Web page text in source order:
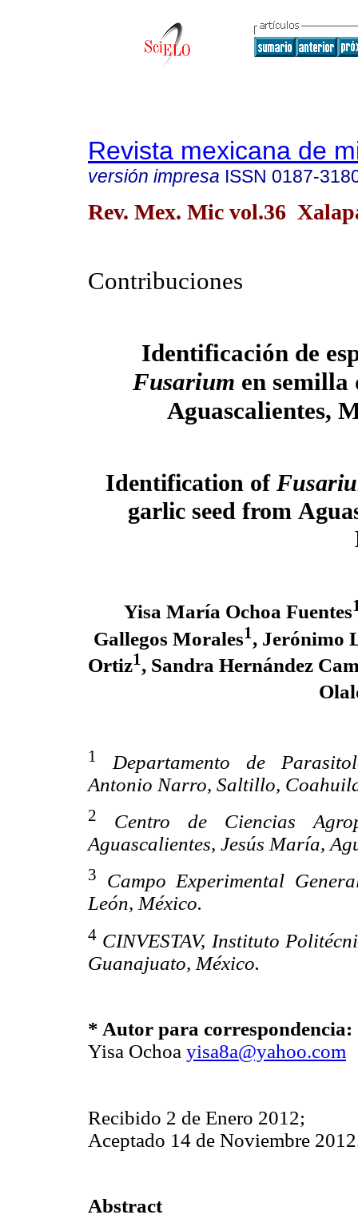
Revista mexicana de
versión impresa ISSN 0187-
Rev. Mex. Mic vol.36
Contribuciones
Identificación de
Fusarium en semilla
Aguascalientes,
Identification of
garlic seed from
Yisa María Ochoa Fuentes
Gallegos Morales1, Jerónimo
Ortiz1, Sandra Hernández
1
Departamento de
Antonio Narro, Saltillo,
2
Centro de Ciencias
Aguascalientes, Jesús María,
3
Campo Experimental
León, México.
4 CINVESTAV, Instituto
Guanajuato, México.
* Autor para correspondencia:
Yisa Ochoa yisa8a@yahoo.com
Recibido 2 de Enero 2012;
Aceptado 14 de Noviembre
Abstract